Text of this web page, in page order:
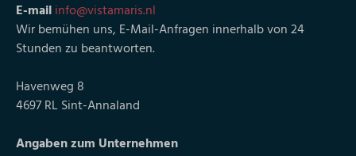
E-mailinfo@vistamaris.nl
Wir bemühen uns, E-Mail-Anfragen innerhalb von 24
Stunden zu beantworten.
Havenweg 8
4697 RL Sint-Annaland
Angaben zum Unternehmen